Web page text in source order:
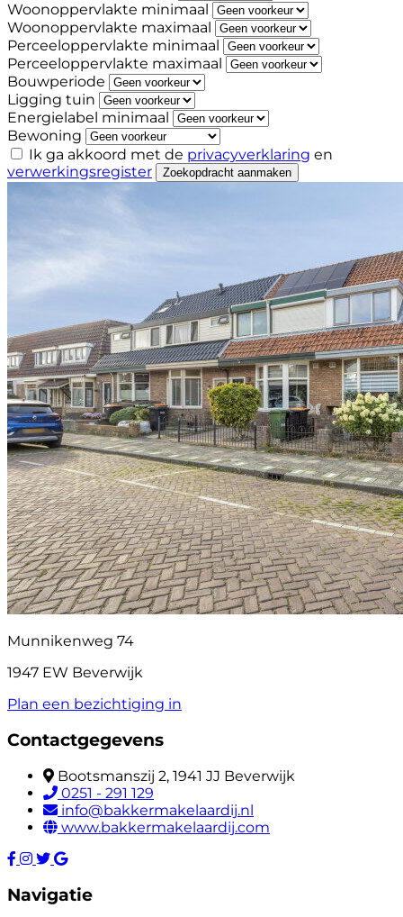
Woonoppervlakte minimaal
Woonoppervlakte maximaal
Perceeloppervlakte minimaal
Perceeloppervlakte maximaal
Bouwperiode
Ligging tuin
Energielabel minimaal
Bewoning
Ik ga akkoord met de privacyverklaring en
verwerkingsregister
Zoekopdracht aanmaken
Munnikenweg 74
1947 EW Beverwijk
Plan een bezichtiging in
Contactgegevens
Bootsmanszij 2, 1941 JJ Beverwijk
0251 - 291 129
info@bakkermakelaardij.nl
www.bakkermakelaardij.com
Navigatie